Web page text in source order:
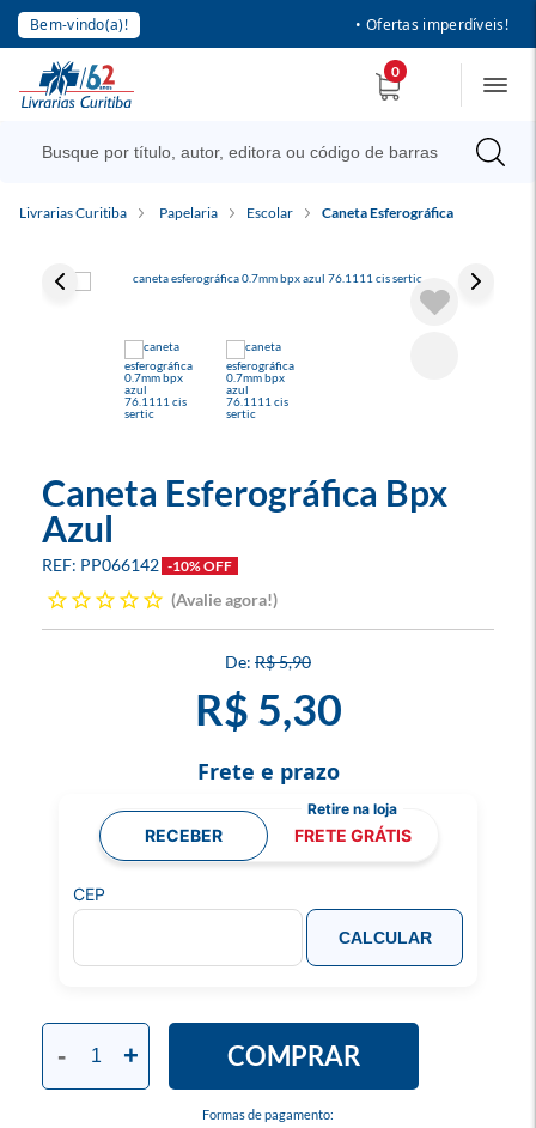
Bem-vindo(a)! • Ofertas imperdíveis!
0
Livrarias Curitiba Papelaria Escolar Caneta Esferográfica
Caneta Esferográfica Bpx
Azul
PP066142 -10% OFF
Avalie agora!
R$ 5,90
R$ 5,30
Formas de pagamento:
- + COMPRAR
Frete e prazo
RECEBER FRETE GRÁTIS
CEP
CALCULAR